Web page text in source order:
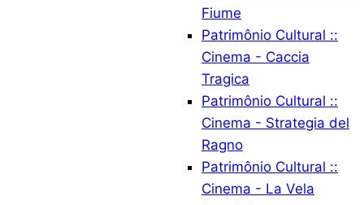
Fiume
Patrimônio Cultural ::
Cinema - Caccia
Tragica
Patrimônio Cultural ::
Cinema - Strategia del
Ragno
Patrimônio Cultural ::
Cinema - La Vela